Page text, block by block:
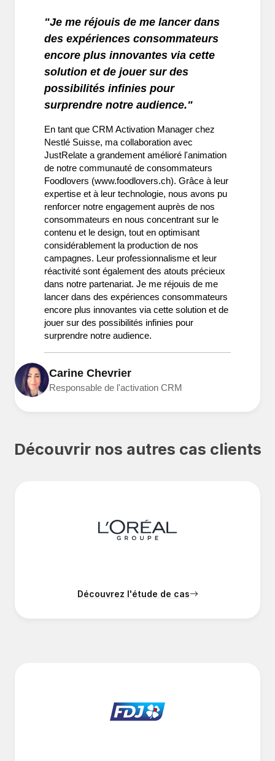
"Je me réjouis de me lancer dans
des expériences consommateurs
encore plus innovantes via cette
solution et de jouer sur des
possibilités infinies pour
surprendre notre audience."
En tant que CRM Activation Manager chez
Nestlé Suisse, ma collaboration avec
JustRelate a grandement amélioré l'animation
de notre communauté de consommateurs
Foodlovers (www.foodlovers.ch). Grâce à leur
expertise et à leur technologie, nous avons pu
renforcer notre engagement auprès de nos
consommateurs en nous concentrant sur le
contenu et le design, tout en optimisant
considérablement la production de nos
campagnes. Leur professionnalisme et leur
réactivité sont également des atouts précieux
dans notre partenariat. Je me réjouis de me
lancer dans des expériences consommateurs
encore plus innovantes via cette solution et de
jouer sur des possibilités infinies pour
surprendre notre audience.
Carine Chevrier
Responsable de l'activation CRM
Découvrir nos autres cas clients
Découvrez l'étude de cas